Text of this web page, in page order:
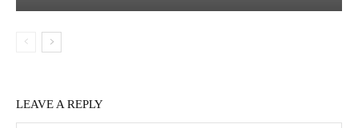
LEAVE A REPLY